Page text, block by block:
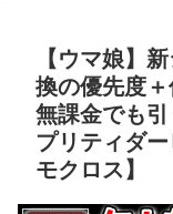
【ウマ娘】
換の優先度
無課金でも
プリティダ
モクロス】